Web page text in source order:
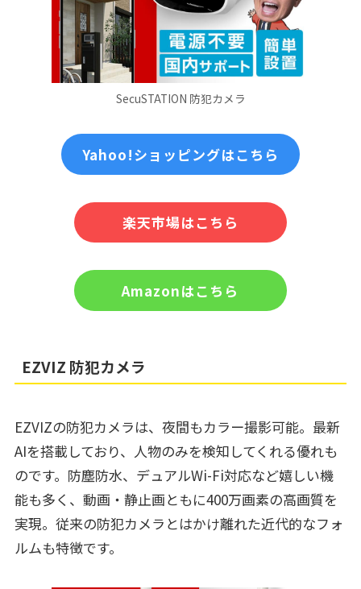
SecuSTATION 防犯カメラ
Yahoo!ショッピングはこちら
楽天市場はこちら
Amazonはこちら
EZVIZ 防犯カメラ
EZVIZの防犯カメラは、夜間もカラー撮影可能。最新
AIを搭載しており、人物のみを検知してくれる優れも
のです。防塵防水、デュアルWi-Fi対応など嬉しい機
能も多く、動画・静止画ともに400万画素の高画質を
実現。従来の防犯カメラとはかけ離れた近代的なフォ
ルムも特徴です。